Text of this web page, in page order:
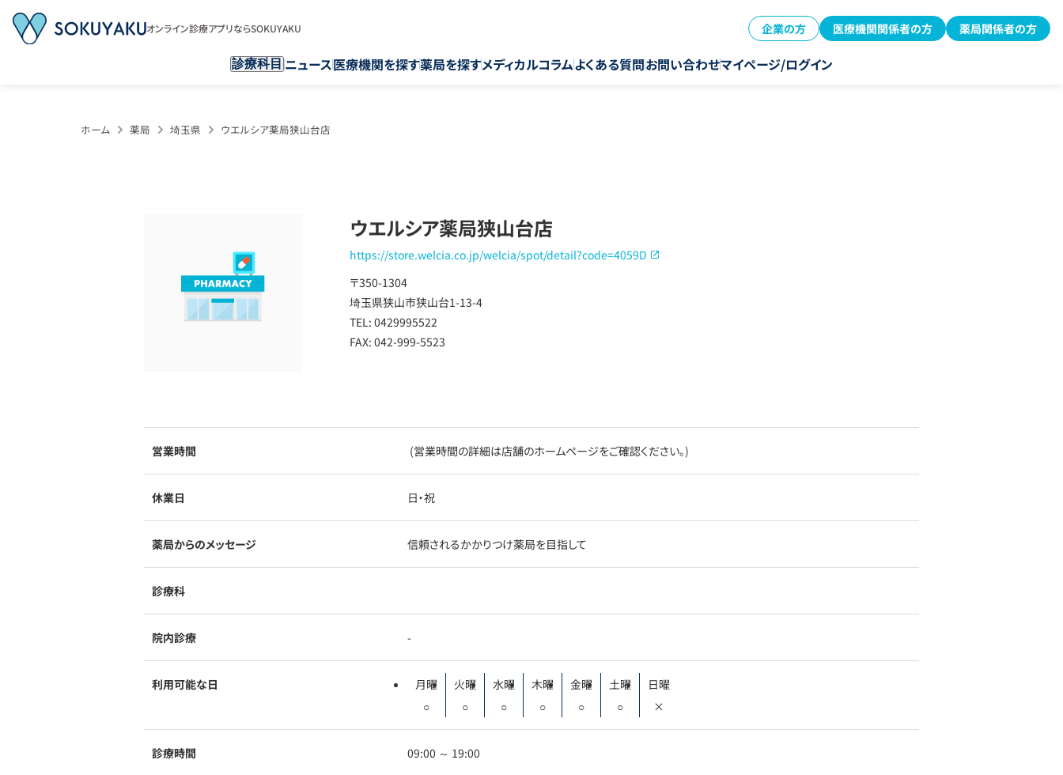
オンライン診療アプリならSOKUYAKU 企業の方 医療機関関係者の方 薬局関係者の方
診療科目 ニュース医療機関を探す薬局を探すメディカルコラムよくある質問お問い合わせマイページ/ログイン
ホーム 薬局 埼玉県 ウエルシア薬局狭山台店
ウエルシア薬局狭山台店
https://store.welcia.co.jp/welcia/spot/detail?code=4059D
〒350-1304
埼玉県狭山市狭山台1-13-4
TEL: 0429995522
FAX: 042-999-5523
営業時間 (営業時間の詳細は店舗のホームページをご確認ください。)
休業日 日・祝
薬局からのメッセージ 信頼されるかかりつけ薬局を目指して
診療科
院内診療 -
利用可能な日
月曜
○
火曜
○
水曜
○
木曜
○
金曜
○
土曜
○
日曜
×
診療時間 09:00 ～ 19:00